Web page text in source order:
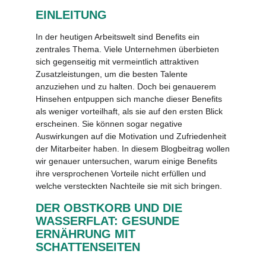
EINLEITUNG
In der heutigen Arbeitswelt sind Benefits ein
zentrales Thema. Viele Unternehmen überbieten
sich gegenseitig mit vermeintlich attraktiven
Zusatzleistungen, um die besten Talente
anzuziehen und zu halten. Doch bei genauerem
Hinsehen entpuppen sich manche dieser Benefits
als weniger vorteilhaft, als sie auf den ersten Blick
erscheinen. Sie können sogar negative
Auswirkungen auf die Motivation und Zufriedenheit
der Mitarbeiter haben. In diesem Blogbeitrag wollen
wir genauer untersuchen, warum einige Benefits
ihre versprochenen Vorteile nicht erfüllen und
welche versteckten Nachteile sie mit sich bringen.
DER OBSTKORB UND DIE
WASSERFLAT: GESUNDE
ERNÄHRUNG MIT
SCHATTENSEITEN